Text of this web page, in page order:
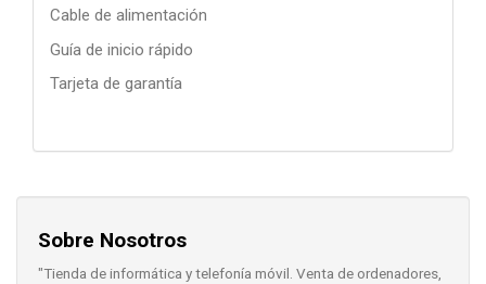
Cable de alimentación
Guía de inicio rápido
Tarjeta de garantía
Sobre Nosotros
"Tienda de informática y telefonía móvil. Venta de ordenadores,